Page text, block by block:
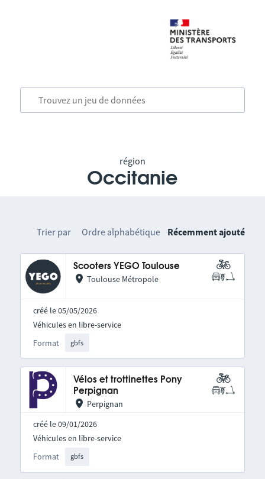
région
Occitanie
Trier par Ordre alphabétique Récemment ajouté
Scooters YEGO Toulouse
Toulouse Métropole
créé le 05/05/2026
Format gbfs
Véhicules en libre-service
Vélos et trottinettes Pony
Perpignan
Perpignan
créé le 09/01/2026
Format gbfs
Véhicules en libre-service